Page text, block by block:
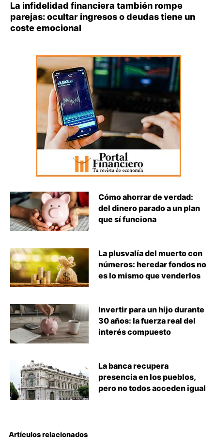
La infidelidad financiera también rompe
parejas: ocultar ingresos o deudas tiene un
coste emocional
Cómo ahorrar de verdad:
del dinero parado a un plan
que sí funciona
La plusvalía del muerto con
números: heredar fondos no
es lo mismo que venderlos
Invertir para un hijo durante
30 años: la fuerza real del
interés compuesto
La banca recupera
presencia en los pueblos,
pero no todos acceden igual
Artículos relacionados